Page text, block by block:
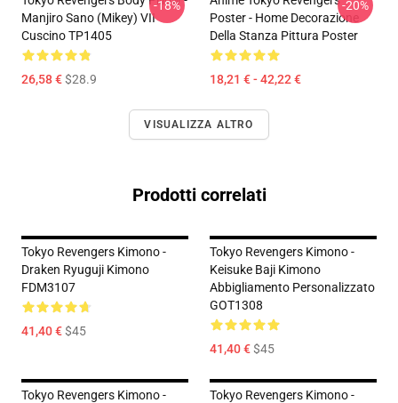
Manjiro Sano (Mikey) VII
Cuscino TP1405
26,58 €$28.9
-18%
Poster - Home Decorazione
Della Stanza Pittura Poster
18,21 € - 42,22 €
-20%
VISUALIZZA ALTRO
Prodotti correlati
Tokyo Revengers Kimono -
Draken Ryuguji Kimono
FDM3107
41,40 €$45
Tokyo Revengers Kimono -
Keisuke Baji Kimono
Abbigliamento Personalizzato
GOT1308
41,40 €$45
Tokyo Revengers Kimono -
Tokyo Revengers Kimono -